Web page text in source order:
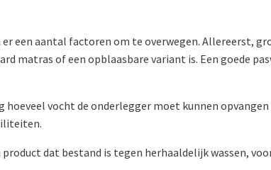
een aantal factoren om te overwegen. Allereerst,
matras of een opblaasbare variant is. Een goede
vocht de onderlegger moet kunnen
dat bestand is tegen herhaaldelijk wassen,